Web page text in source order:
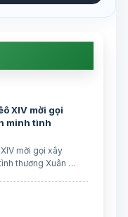
XIV mời gọi
minh tình
mời gọi xây
thương Xuân Đại